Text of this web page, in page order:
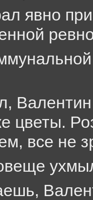
явно
цветы.
все не